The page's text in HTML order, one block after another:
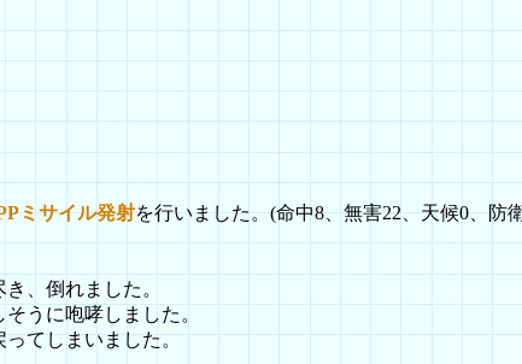
ミサイル発射を行いました。(命中8、無害22、天候0、防
き、倒れました。
そうに咆哮しました。
ってしまいました。